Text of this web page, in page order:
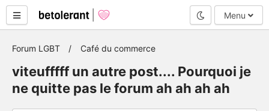
Mode nuit
Menu
Forum LGBT Café du commerce
viteufffff un autre post.... Pourquoi je
ne quitte pas le forum ah ah ah ah